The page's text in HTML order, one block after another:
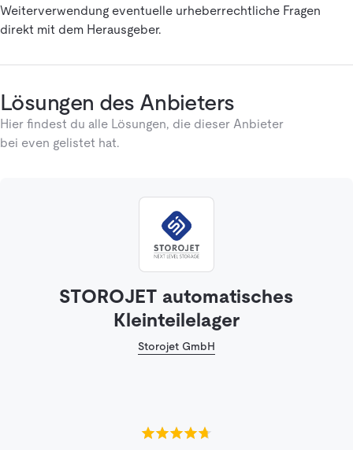
Weiterverwendung eventuelle urheberrechtliche Fragen
direkt mit dem Herausgeber.
Lösungen des Anbieters
Hier findest du alle Lösungen, die dieser Anbieter
bei even gelistet hat.
STOROJET automatisches
Kleinteilelager
Storojet GmbH